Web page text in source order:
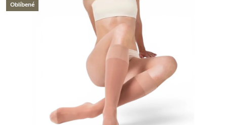
Oblíbené